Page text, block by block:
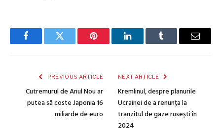
FacebookTwitter Pinterest LinkedInTumblr Email
PREVIOUS ARTICLE
Cutremurul de Anul Nou ar
putea să coste Japonia 16
miliarde de euro
NEXT ARTICLE
Kremlinul, despre planurile
Ucrainei de a renunța la
tranzitul de gaze rusești în
2024